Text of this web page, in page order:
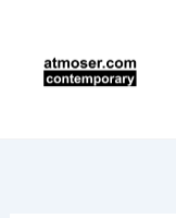
content